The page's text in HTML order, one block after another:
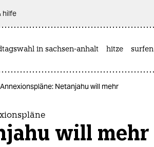
hilfe
in sachsen-anhalt hitze surfen
Netanjahu will mehr
will mehr